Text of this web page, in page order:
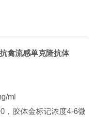
抗禽流感单克隆抗体
ml
，胶体金标记浓度4-6微